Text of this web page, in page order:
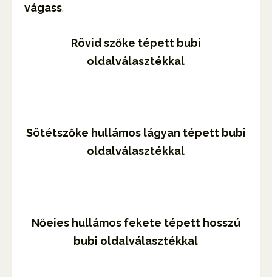
vágass.
Rövid szőke tépett bubi
oldalválasztékkal
Sötétszőke hullámos lágyan tépett bubi
oldalválasztékkal
Nőeies hullámos fekete tépett hosszú
bubi oldalválasztékkal